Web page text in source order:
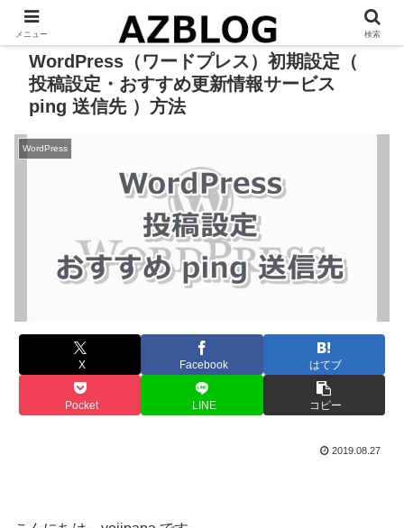
WordPress（ワードプレス）初期設定（
投稿設定・おすすめ更新情報サービス
ping 送信先 ）方法
WordPress
X Facebook はてブ
Pocket LINE コピー
2019.08.27
メニュー 検索